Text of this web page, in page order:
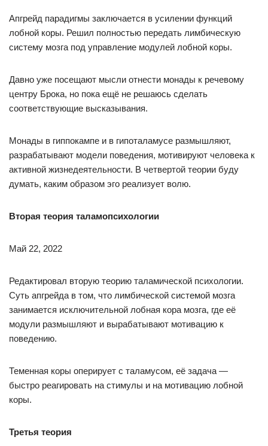
Апгрейд парадигмы заключается в усилении функций
лобной коры. Решил полностью передать лимбическую
систему мозга под управление модулей лобной коры.
Давно уже посещают мысли отнести монады к речевому
центру Брока, но пока ещё не решаюсь сделать
соответствующие высказывания.
Монады в гиппокампе и в гипоталамусе размышляют,
разрабатывают модели поведения, мотивируют человека к
активной жизнедеятельности. В четвертой теории буду
думать, каким образом эго реализует волю.
Вторая теория таламопсихологии
Май 22, 2022
Редактировал вторую теорию таламической психологии.
Суть апгрейда в том, что лимбической системой мозга
занимается исключительной лобная кора мозга, где её
модули размышляют и вырабатывают мотивацию к
поведению.
Теменная коры оперирует с таламусом, её задача —
быстро реагировать на стимулы и на мотивацию лобной
коры.
Третья теория